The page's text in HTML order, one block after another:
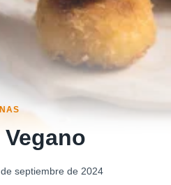
septiembre de 2024